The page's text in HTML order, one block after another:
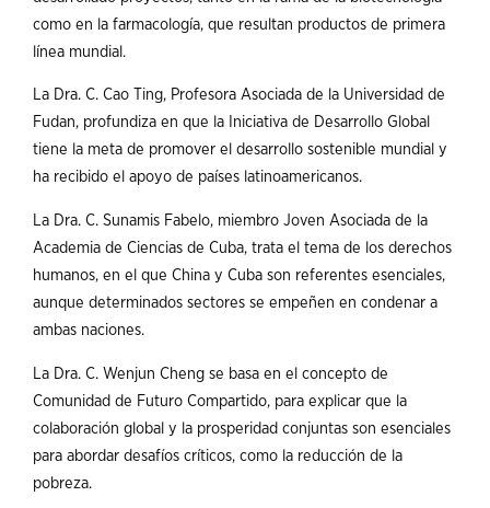
como en la farmacología, que resultan productos de primera
línea mundial.
La Dra. C. Cao Ting, Profesora Asociada de la Universidad de
Fudan, profundiza en que la Iniciativa de Desarrollo Global
tiene la meta de promover el desarrollo sostenible mundial y
ha recibido el apoyo de países latinoamericanos.
La Dra. C. Sunamis Fabelo, miembro Joven Asociada de la
Academia de Ciencias de Cuba, trata el tema de los derechos
humanos, en el que China y Cuba son referentes esenciales,
aunque determinados sectores se empeñen en condenar a
ambas naciones.
La Dra. C. Wenjun Cheng se basa en el concepto de
Comunidad de Futuro Compartido, para explicar que la
colaboración global y la prosperidad conjuntas son esenciales
para abordar desafíos críticos, como la reducción de la
pobreza.